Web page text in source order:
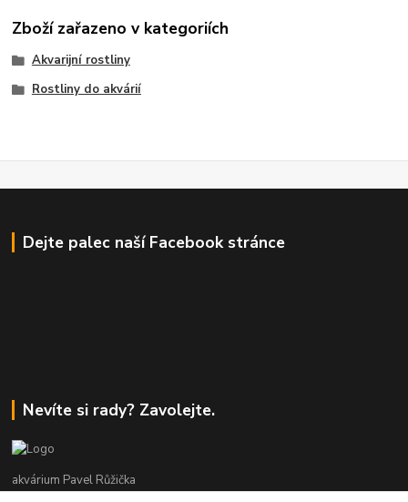
Zboží zařazeno v kategoriích
Akvarijní rostliny
Rostliny do akvárií
Dejte palec naší Facebook stránce
Nevíte si rady? Zavolejte.
akvárium Pavel Růžička